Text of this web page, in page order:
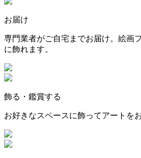
お届け
専門業者がご自宅までお届け。絵画
に飾れます。
飾る・鑑賞する
お好きなスペースに飾ってアートを